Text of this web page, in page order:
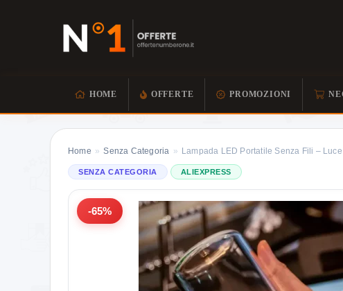
HOME OFFERTE PROMOZIONI
Home » Senza Categoria » Lampada LED Portatile Senza Fili –
SENZA CATEGORIA ALIEXPRESS
-65%